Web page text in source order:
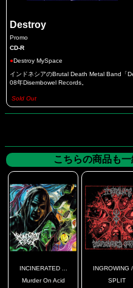
Destroy
Promo
CD-R
●Destroy MySpace
インドネシアのBrutal Death Metal Band「
08年Disembowel Records。
Sold Out
こちらの商品も
INCINERATED ...
Murder On Acid
INGROWING /
SPLIT